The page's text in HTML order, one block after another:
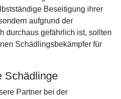
Beseitigung ihrer
aufgrund der
durchaus gefährlich ist, sollten
Schädlingsbekämpfer für
Schädlinge
Partner bei der